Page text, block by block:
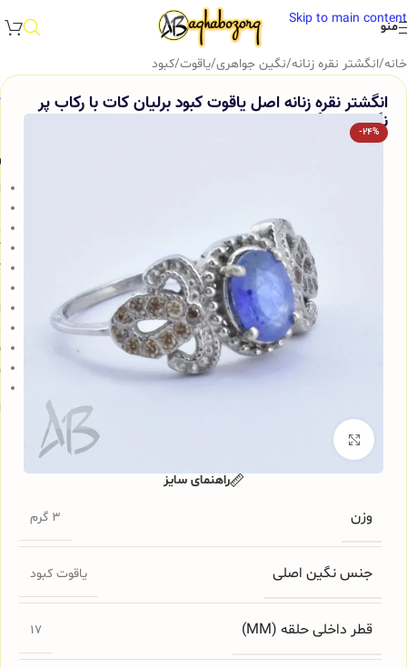
Skip to main content
منو
خانه/انگشتر نقره زنانه/نگین جواهری/یاقوت/کبود
انگشتر نقره زنانه اصل یاقوت کبود برلیان کات با رکاب پر
نگین آقابزرگ کد 356
-24%
برای بزرگنمایی کلیک کنید
وزن 3 گرم
جنس نگین اصلی یاقوت کبود
قطر داخلی حلقه (MM) 17
راهنمای سایز